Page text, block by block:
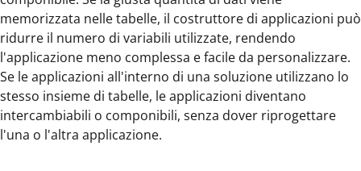
memorizzata nelle tabelle, il costruttore di applicazioni può
ridurre il numero di variabili utilizzate, rendendo
l'applicazione meno complessa e facile da personalizzare.
Se le applicazioni all'interno di una soluzione utilizzano lo
stesso insieme di tabelle, le applicazioni diventano
intercambiabili o componibili, senza dover riprogettare
l'una o l'altra applicazione.